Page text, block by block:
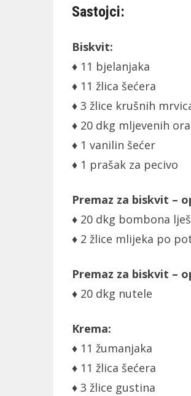
Sastojci:
Biskvit:
♦ 11 bjelanjaka
♦ 11 žlica šećera
♦ 3 žlice krušnih
♦ 20 dkg mljevenih
♦ 1 vanilin šećer
♦ 1 prašak za pecivo
Premaz za biskvit –
♦ 20 dkg bombona
♦ 2 žlice mlijeka po
Premaz za biskvit –
♦ 20 dkg nutele
Krema:
♦ 11 žumanjaka
♦ 11 žlica šećera
♦ 3 žlice gustina